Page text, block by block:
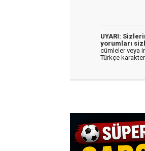
UYARI:
yorumları
cümleler veya
Türkçe